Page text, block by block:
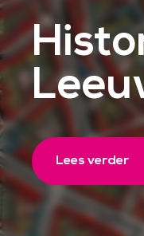
Lees verder